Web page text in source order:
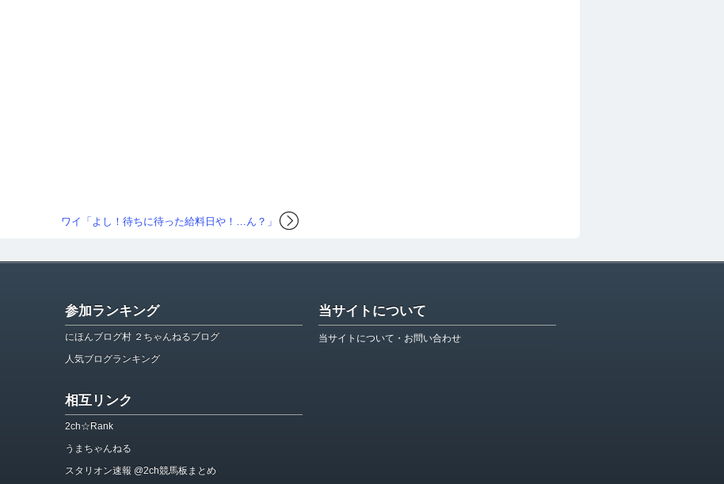
ワイ「よし！待ちに待った給料日や！…ん？」
参加ランキング
にほんブログ村 ２ちゃんねるブログ
人気ブログランキング
相互リンク
2ch☆Rank
うまちゃんねる
スタリオン速報 @2ch競馬板まとめ
当サイトについて
当サイトについて・お問い合わせ